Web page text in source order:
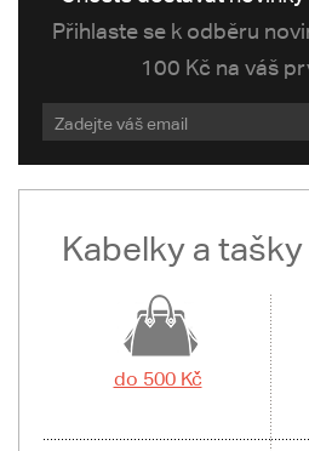
Přihlaste se k odběru
100 Kč na váš
Kabelky a
do 500 Kč